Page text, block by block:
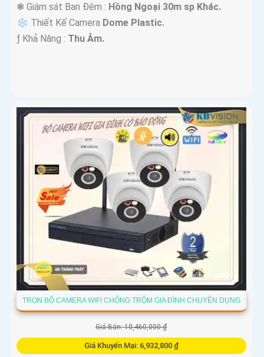
❃ Giám sát Ban Đêm : Hồng Ngoại 30m sp Khác.
❄ Thiết Kế Camera Dome Plastic.
️ƒ Khả Năng : Thu Âm.
TRỌN BỘ CAMERA WIFI CHỐNG TRỘM GIA ĐÌNH CHUYÊN DỤNG
Giá Bán: 10,460,000 ₫
Giá Khuyến Mại: 6,932,800 ₫